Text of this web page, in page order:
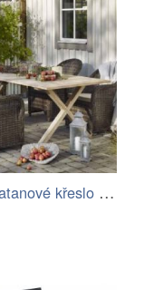
Brafab Ratanové křeslo PAULINA Mdum